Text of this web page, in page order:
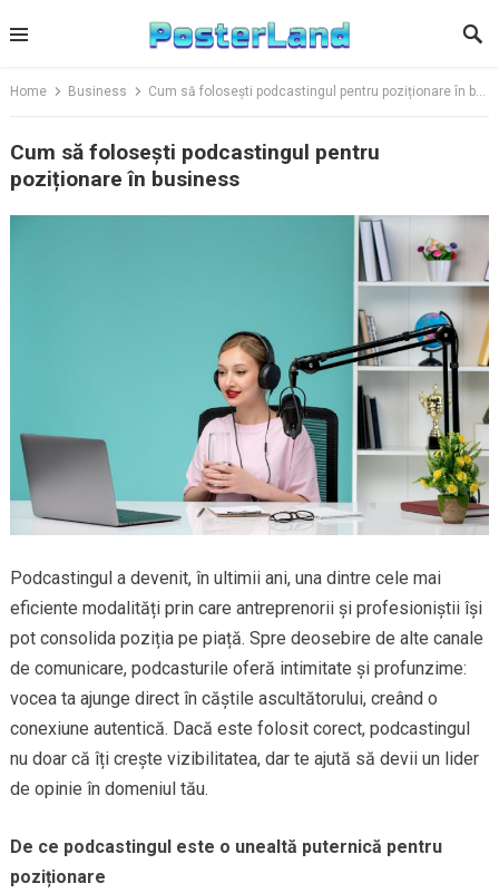
to
Home Business Cum să folosești podcastingul pentru poziționare în business
Cum să folosești podcastingul pentru
poziționare în business
Podcastingul a devenit, în ultimii ani, una dintre cele mai
eficiente modalități prin care antreprenorii și profesioniștii își
pot consolida poziția pe piață. Spre deosebire de alte canale
de comunicare, podcasturile oferă intimitate și profunzime:
vocea ta ajunge direct în căștile ascultătorului, creând o
conexiune autentică. Dacă este folosit corect, podcastingul
nu doar că îți crește vizibilitatea, dar te ajută să devii un lider
de opinie în domeniul tău.
De ce podcastingul este o unealtă puternică pentru
poziționare